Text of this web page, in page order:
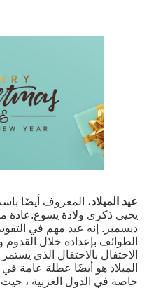
عيد الميلاد، المعروف أيضًا
ديسمبر. إنه عيد مهم في
الطوائف بإعداده خلال
الاحتفال بالاحتفال الذي يستمر
الميلاد هو أيضًا عطلة عامة في
خاصة في الدول الغربية ، حيث